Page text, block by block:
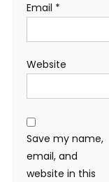
Email *
Website
Save my name,
email, and
website in this